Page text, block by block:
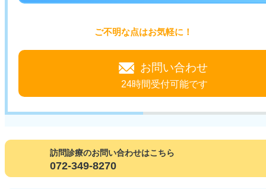
ご不明な点はお気軽に！
お問い合わせ
24時間受付可能です
訪問診療のお問い合わせはこちら
072-349-8270